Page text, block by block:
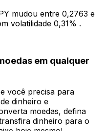
mudou entre 0,2763 e
volatilidade 0,31% .
em qualquer
você precisa para
dinheiro e
moedas, defina
dinheiro para o
hoje mesmo!